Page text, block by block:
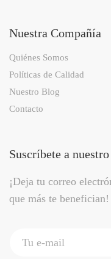
Nuestra Compañía
Quiénes Somos
Políticas de Calidad
Nuestro Blog
Contacto
Suscríbete a
¡Deja tu correo
que más te benefician!